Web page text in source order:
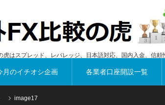
虎はスプレッド、レバレッジ、日本語対応、国内入金、信
月のイチオシ企画 各業者口座開設一覧
image17